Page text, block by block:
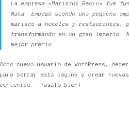
La empresa «Mariscos Recio» fue
Mata. Empezó siendo una pequeña
marisco a hoteles y restaurantes,
transformando en un gran imperio.
mejor precio.
Como nuevo usuario de WordPress,
para borrar esta página y crear
contenido. ¡Pásalo bien!